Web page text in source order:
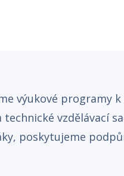
výukové programy
vzdělávací
poskytujeme